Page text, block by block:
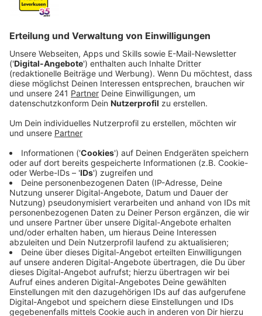
Der Herbst ist da und damit auch die Erkältungswelle.
Das spürt auch die Wupsi. Fast jede fünfte Fahrerin
oder Fahrer ist aktuell krank. Das hat natürlich auch
Wochen eine erhöhte Zahl von Fahrtausfällen, so eine
Sprecherin.
Anzeige
Ursachen und Maßnahmen
Anzeige
Die Krankenquote sei vor allem durch die derzeit
grassierende Erkältungswelle und eine steigende Zahl
von Corona-Erkrankungen erhöht. Außerdem gebe es